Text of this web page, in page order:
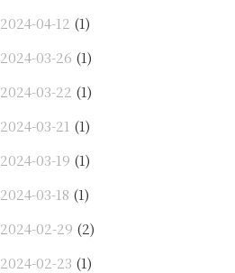
2024-04-12 (1)
2024-03-26 (1)
2024-03-22 (1)
2024-03-21 (1)
2024-03-19 (1)
2024-03-18 (1)
2024-02-29 (2)
2024-02-23 (1)